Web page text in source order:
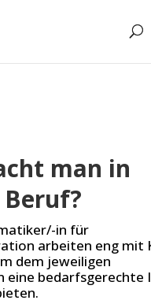
man in
in für
arbeiten eng mit
dem jeweiligen
eine bedarfsgerechte